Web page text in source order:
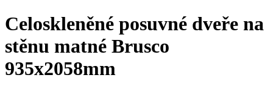
Celoskleněné posuvné dveře na
stěnu matné Brusco
935x2058mm